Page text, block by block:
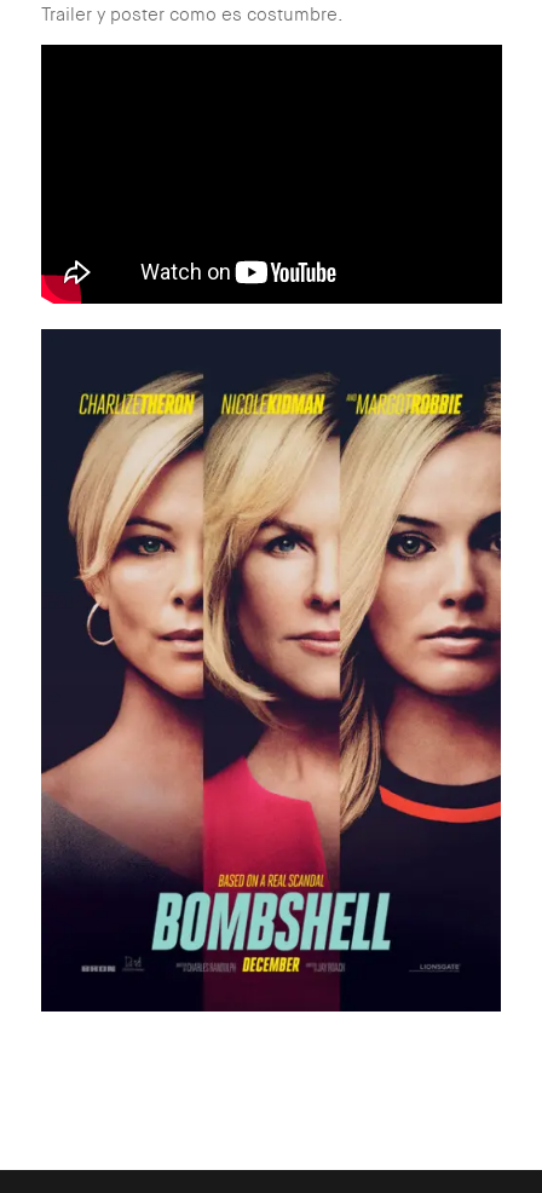
Trailer y poster como es costumbre.